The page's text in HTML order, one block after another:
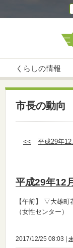
くらしの情報
市長の動向
<< 平成29年12
平成29年12
【午前】
▽大雄町
（女性センター）
2017/12/25 08:03 |